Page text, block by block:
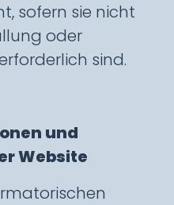
sofern sie nicht
oder
sind.
und
Website